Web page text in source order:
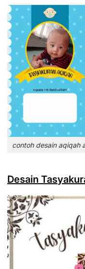
contoh desain aqiqah
Desain